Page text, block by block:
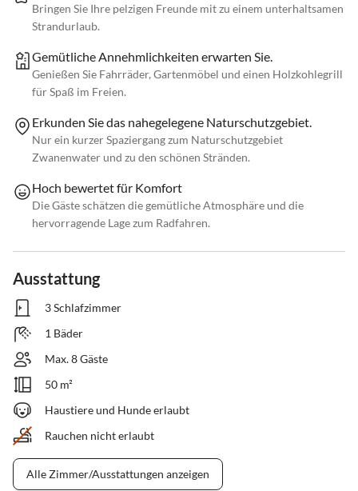
Bringen Sie Ihre pelzigen Freunde mit zu einem unterhaltsamen
Strandurlaub.
Gemütliche Annehmlichkeiten erwarten Sie.
Genießen Sie Fahrräder, Gartenmöbel und einen Holzkohlegrill
für Spaß im Freien.
Erkunden Sie das nahegelegene Naturschutzgebiet.
Nur ein kurzer Spaziergang zum Naturschutzgebiet
Zwanenwater und zu den schönen Stränden.
Hoch bewertet für Komfort
Die Gäste schätzen die gemütliche Atmosphäre und die
hervorragende Lage zum Radfahren.
Ausstattung
3 Schlafzimmer
1 Bäder
Max. 8 Gäste
50 m²
Haustiere und Hunde erlaubt
Rauchen nicht erlaubt
Alle Zimmer/Ausstattungen anzeigen